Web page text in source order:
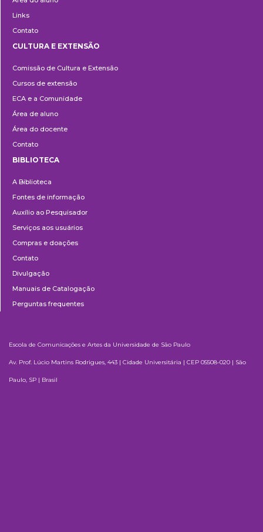
Links
Contato
e
Extensão
CULTURA E EXTENSÃO
Comissão de Cultura e Extensão
Cursos de extensão
ECA e a Comunidade
Área de aluno
Área do docente
Contato
BIBLIOTECA
A Biblioteca
Fontes de informação
Auxílio ao Pesquisador
Serviços aos usuários
Compras e doações
Contato
Divulgação
Manuais de Catalogação
Perguntas frequentes
Escola de Comunicações e Artes da Universidade de São Paulo
Av. Prof. Lúcio Martins Rodrigues, 443 | Cidade Universitária | CEP 05508-020 | São
Paulo, SP | Brasil